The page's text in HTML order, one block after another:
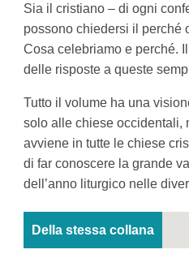
Sia il cristiano – di ogni
possono chiedersi il perché
Cosa celebriamo e perché.
delle risposte a queste
Tutto il volume ha una
solo alle chiese occidentali,
avviene in tutte le chiese
di far conoscere la grande
dell’anno liturgico nelle
Della stessa collana